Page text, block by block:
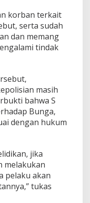
korban terkait
serta sudah
dan memang
tindak
masih
bahwa S
Bunga,
dengan hukum
jika
melakukan
pelaku akan
tukas